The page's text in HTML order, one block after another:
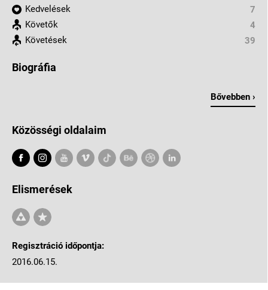
Kedvelések
7
Követők
4
Követések
39
Biográfia
Bővebben ›
Közösségi oldalaim
Elismerések
Regisztráció időpontja:
2016.06.15.